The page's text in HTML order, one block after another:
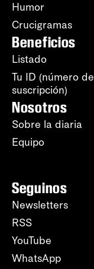
Humor
Crucigramas
Beneficios
Listado
Tu ID (número de
suscripción)
Nosotros
Sobre la diaria
Equipo
Seguinos
Newsletters
RSS
YouTube
WhatsApp